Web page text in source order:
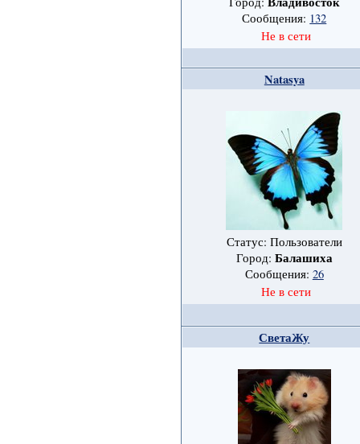
Сообщения: 132
Не в сети
Natasya
Статус: Пользователи
Город: Балашиха
Сообщения: 26
Не в сети
СветаЖу